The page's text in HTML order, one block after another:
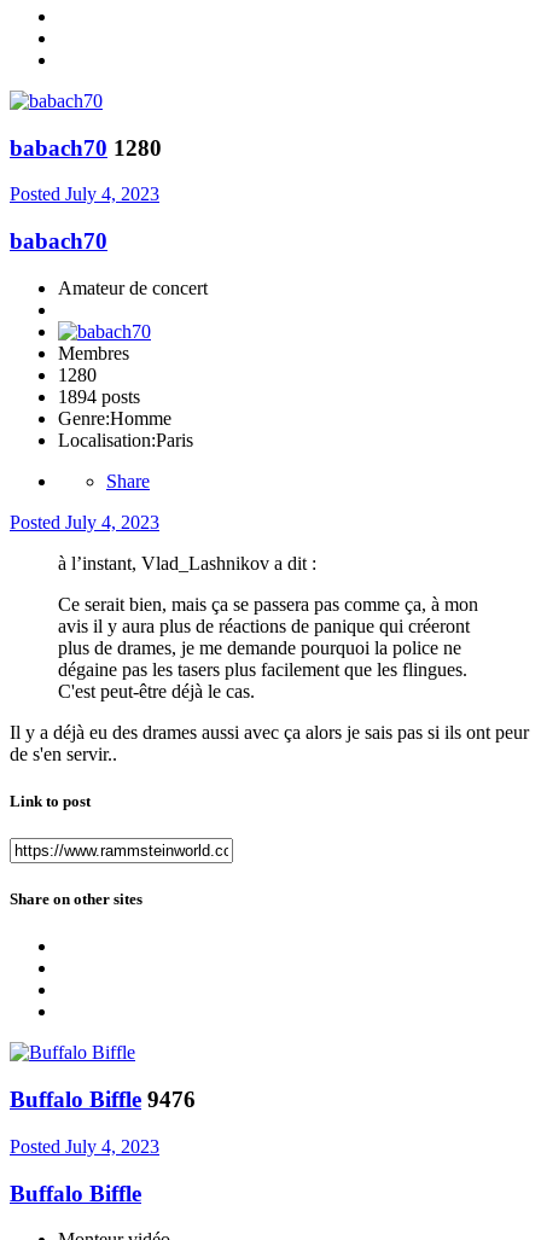
babach70 1280
Posted July 4, 2023
babach70
Amateur de concert
Membres
1280
1894 posts
Genre:Homme
Localisation:Paris
Share
Posted July 4, 2023
à l’instant, Vlad_Lashnikov a dit :
Ce serait bien, mais ça se passera pas comme ça, à mon
avis il y aura plus de réactions de panique qui créeront
plus de drames, je me demande pourquoi la police ne
dégaine pas les tasers plus facilement que les flingues.
C'est peut-être déjà le cas.
Il y a déjà eu des drames aussi avec ça alors je sais pas si ils ont peur
de s'en servir..
Link to post
Share on other sites
Buffalo Biffle 9476
Posted July 4, 2023
Buffalo Biffle